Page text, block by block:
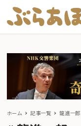
ホーム 記事一覧 龍進一郎